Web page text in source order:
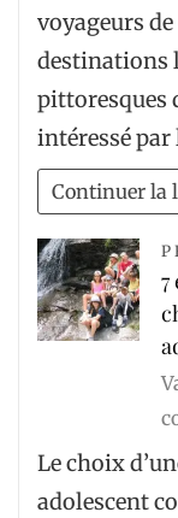
voyageurs
destinations
pittoresques
intéressé
Continuer la
7
Le choix
adolescent